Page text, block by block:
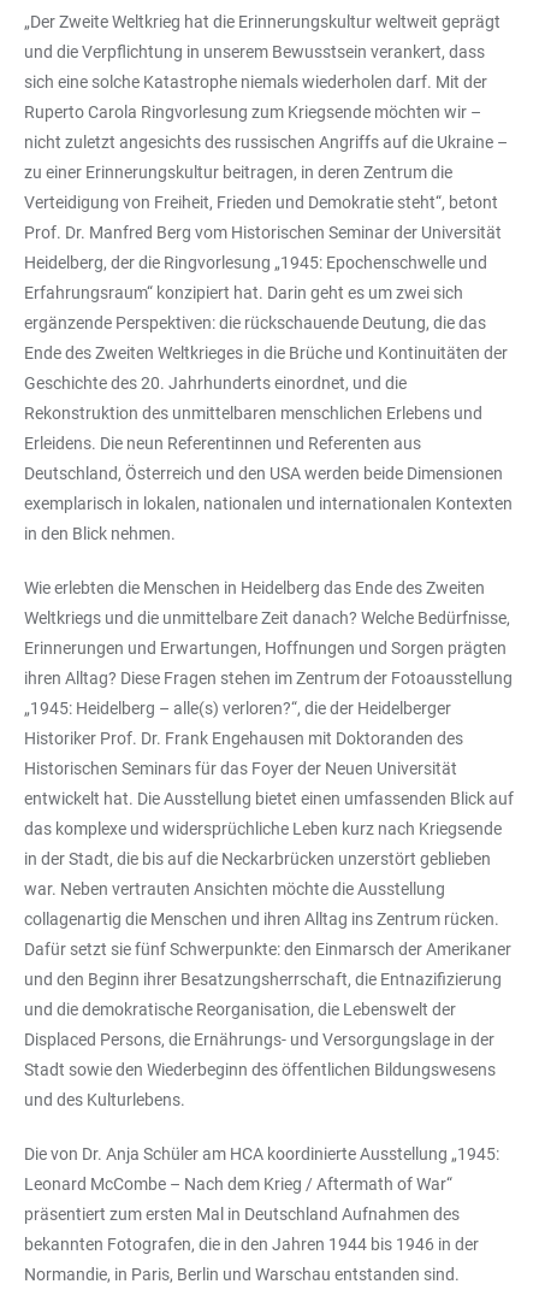
„Der Zweite Weltkrieg hat die Erinnerungskultur weltweit geprägt
und die Verpflichtung in unserem Bewusstsein verankert, dass
sich eine solche Katastrophe niemals wiederholen darf. Mit der
Ruperto Carola Ringvorlesung zum Kriegsende möchten wir –
nicht zuletzt angesichts des russischen Angriffs auf die Ukraine –
zu einer Erinnerungskultur beitragen, in deren Zentrum die
Verteidigung von Freiheit, Frieden und Demokratie steht“, betont
Prof. Dr. Manfred Berg vom Historischen Seminar der Universität
Heidelberg, der die Ringvorlesung „1945: Epochenschwelle und
Erfahrungsraum“ konzipiert hat. Darin geht es um zwei sich
ergänzende Perspektiven: die rückschauende Deutung, die das
Ende des Zweiten Weltkrieges in die Brüche und Kontinuitäten der
Geschichte des 20. Jahrhunderts einordnet, und die
Rekonstruktion des unmittelbaren menschlichen Erlebens und
Erleidens. Die neun Referentinnen und Referenten aus
Deutschland, Österreich und den USA werden beide Dimensionen
exemplarisch in lokalen, nationalen und internationalen Kontexten
in den Blick nehmen.
Wie erlebten die Menschen in Heidelberg das Ende des Zweiten
Weltkriegs und die unmittelbare Zeit danach? Welche Bedürfnisse,
Erinnerungen und Erwartungen, Hoffnungen und Sorgen prägten
ihren Alltag? Diese Fragen stehen im Zentrum der Fotoausstellung
„1945: Heidelberg – alle(s) verloren?“, die der Heidelberger
Historiker Prof. Dr. Frank Engehausen mit Doktoranden des
Historischen Seminars für das Foyer der Neuen Universität
entwickelt hat. Die Ausstellung bietet einen umfassenden Blick auf
das komplexe und widersprüchliche Leben kurz nach Kriegsende
in der Stadt, die bis auf die Neckarbrücken unzerstört geblieben
war. Neben vertrauten Ansichten möchte die Ausstellung
collagenartig die Menschen und ihren Alltag ins Zentrum rücken.
Dafür setzt sie fünf Schwerpunkte: den Einmarsch der Amerikaner
und den Beginn ihrer Besatzungsherrschaft, die Entnazifizierung
und die demokratische Reorganisation, die Lebenswelt der
Displaced Persons, die Ernährungs- und Versorgungslage in der
Stadt sowie den Wiederbeginn des öffentlichen Bildungswesens
und des Kulturlebens.
Die von Dr. Anja Schüler am HCA koordinierte Ausstellung „1945:
Leonard McCombe – Nach dem Krieg / Aftermath of War“
präsentiert zum ersten Mal in Deutschland Aufnahmen des
bekannten Fotografen, die in den Jahren 1944 bis 1946 in der
Normandie, in Paris, Berlin und Warschau entstanden sind.